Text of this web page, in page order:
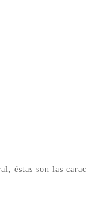
éstas son las